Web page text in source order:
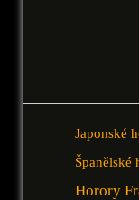
Japonské
Španělské
Horory